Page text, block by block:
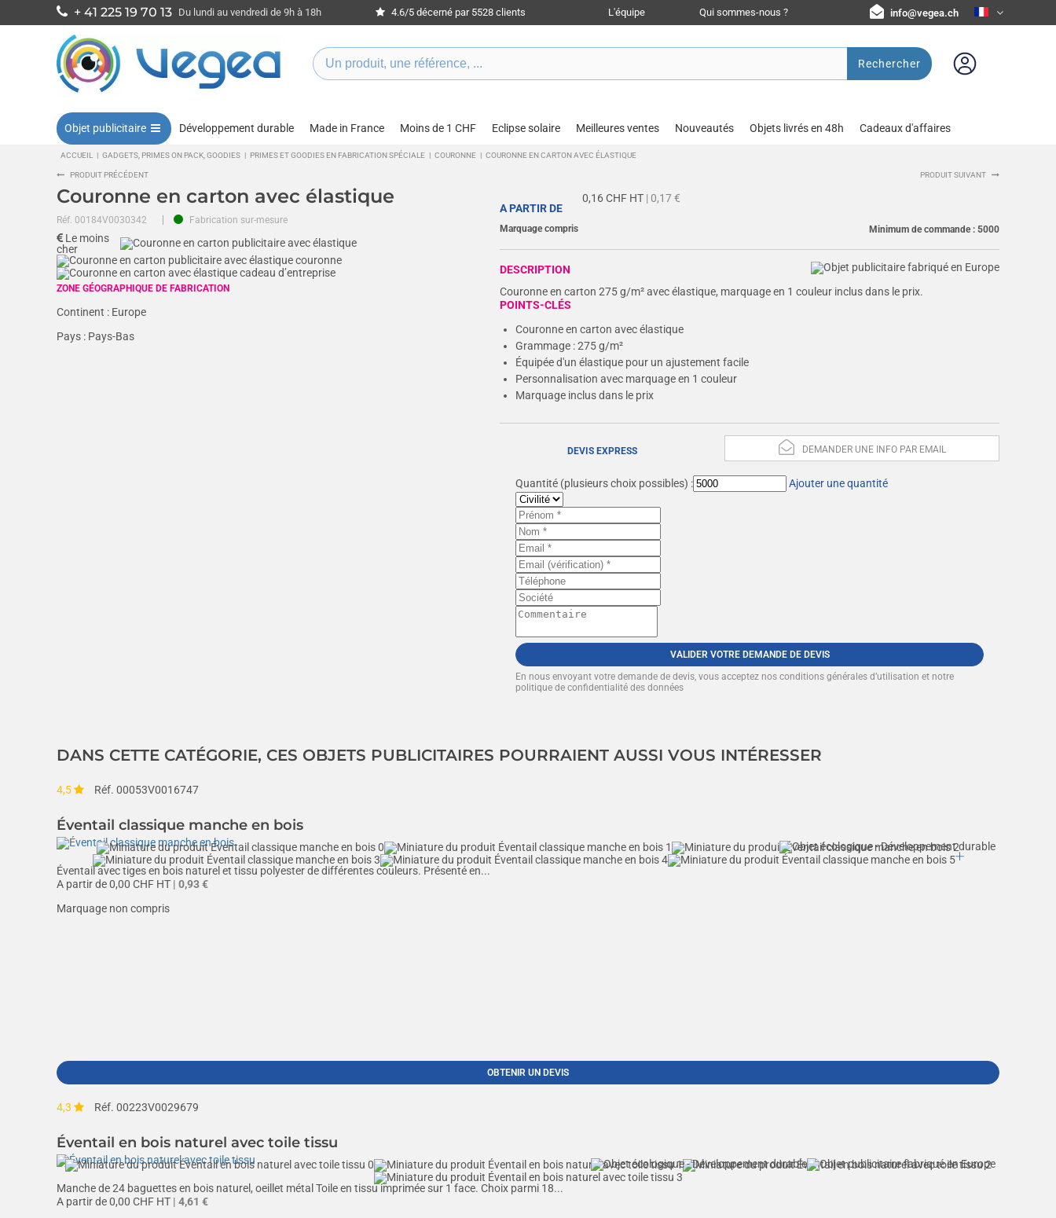
+ 41 225 19 70 13 Du lundi au vendredi de 9h à 18h 4.6/5 décerné par 5528 clients L'équipe Qui sommes-nous ? info@vegea.ch
Rechercher
Objet publicitaire Développement durable Made in France Moins de 1 CHF Eclipse solaire Meilleures ventes Nouveautés Objets livrés en 48h Cadeaux d'affaires
ACCUEIL | GADGETS, PRIMES ON PACK, GOODIES | PRIMES ET GOODIES EN FABRICATION SPÉCIALE | COURONNE | COURONNE EN CARTON AVEC ÉLASTIQUE
PRODUIT PRÉCÉDENT PRODUIT SUIVANT
Couronne en carton avec élastique
Réf. 00184V0030342 Fabrication sur-mesure
Le moins
cher
ZONE GÉOGRAPHIQUE DE FABRICATION
Continent : Europe
Pays : Pays-Bas
0,16CHF HT | 0,17 €
A PARTIR DE
Marquage compris Minimum de commande : 5000
DESCRIPTION
Couronne en carton 275 g/m² avec élastique, marquage en 1 couleur inclus dans le prix.
POINTS-CLÉS
Couronne en carton avec élastique
Grammage : 275 g/m²
Équipée d'un élastique pour un ajustement facile
Personnalisation avec marquage en 1 couleur
Marquage inclus dans le prix
DEMANDER UNE INFO PAR EMAIL
DEVIS EXPRESS
Quantité (plusieurs choix possibles) : Ajouter une quantité
VALIDER VOTRE DEMANDE DE DEVIS
En nous envoyant votre demande de devis, vous acceptez nos conditions générales d’utilisation et notre
politique de confidentialité des données
DANS CETTE CATÉGORIE, CES OBJETS PUBLICITAIRES POURRAIENT AUSSI VOUS INTÉRESSER
4,5 Réf. 00053V0016747
Éventail classique manche en bois
Éventail avec tiges en bois naturel et tissu polyester de différentes couleurs. Présenté en...
A partir de0,00 CHF HT | 0,93 €
Marquage non compris
OBTENIR UN DEVIS
4,3 Réf. 00223V0029679
Éventail en bois naturel avec toile tissu
Manche de 24 baguettes en bois naturel, oeillet métal Toile en tissu imprimée sur 1 face. Choix parmi 18...
A partir de0,00 CHF HT | 4,61 €